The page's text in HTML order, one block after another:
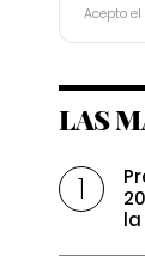
Acepto el
LAS
la